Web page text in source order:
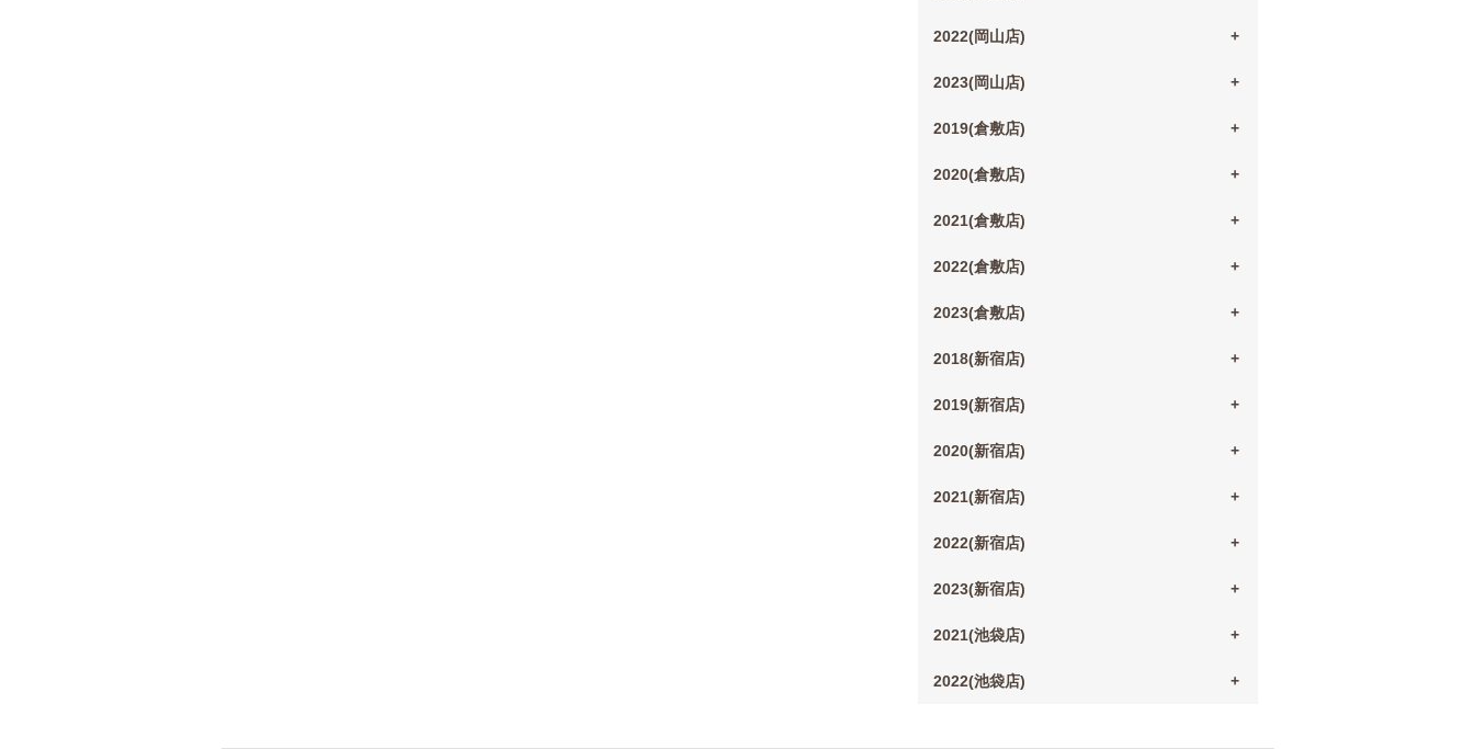
2022(岡山店)
2023(岡山店)
2019(倉敷店)
2020(倉敷店)
2021(倉敷店)
2022(倉敷店)
2023(倉敷店)
2018(新宿店)
2019(新宿店)
2020(新宿店)
2021(新宿店)
2022(新宿店)
2023(新宿店)
2021(池袋店)
2022(池袋店)